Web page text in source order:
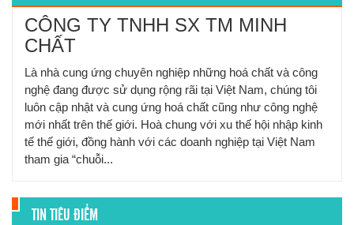
CÔNG TY TNHH SX TM MINH
CHẤT
Là nhà cung ứng chuyên nghiệp những hoá chất và công
nghệ đang được sử dụng rộng rãi tại Việt Nam, chúng tôi
luôn cập nhật và cung ứng hoá chất cũng như công nghệ
mới nhất trên thế giới. Hoà chung với xu thế hội nhập kinh
tế thế giới, đồng hành với các doanh nghiệp tại Việt Nam
tham gia “chuỗi...
TIN TIÊU ĐIỂM